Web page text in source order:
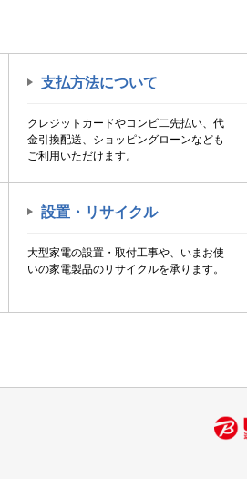
支払方法について
クレジットカードやコンビ二先払い、代
金引換配送、ショッピングローンなども
ご利用いただけます。
設置・リサイクル
大型家電の設置・取付工事や、いまお使
いの家電製品のリサイクルを承ります。